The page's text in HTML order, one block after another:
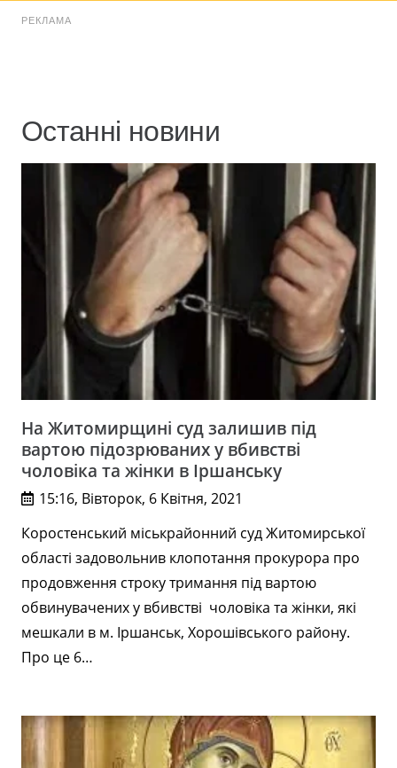
РЕКЛАМА
Останні новини
На Житомирщині суд залишив під
вартою підозрюваних у вбивстві
чоловіка та жінки в Іршанську
15:16, Вівторок, 6 Квітня, 2021
Коростенський міськрайонний суд Житомирської
області задовольнив клопотання прокурора про
продовження строку тримання під вартою
обвинувачених у вбивстві чоловіка та жінки, які
мешкали в м. Іршанськ, Хорошівського району.
Про це 6…